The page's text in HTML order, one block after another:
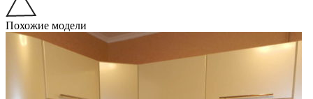
Похожие модели